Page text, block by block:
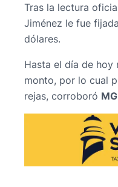
Tras la lectura
Jiménez le fue
dólares.
Hasta el día de hoy
monto, por lo cual
rejas, corroboró